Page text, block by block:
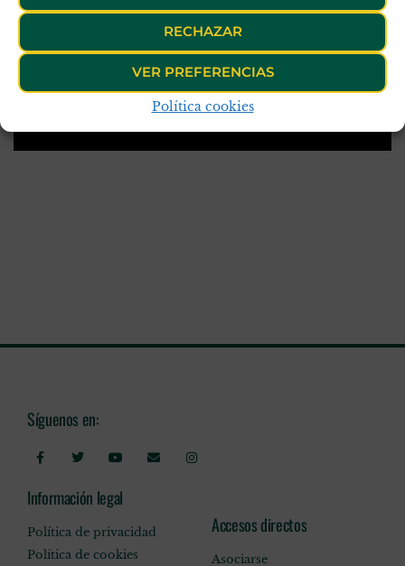
RECHAZAR
VER PREFERENCIAS
Política cookies
Síguenos en:
Información legal
Política de privacidad
Política de cookies
Accesos directos
Asociarse